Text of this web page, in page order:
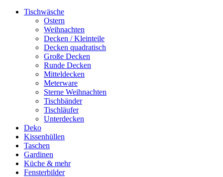
Tischwäsche
Ostern
Weihnachten
Decken / Kleinteile
Decken quadratisch
Große Decken
Runde Decken
Mitteldecken
Meterware
Sterne Weihnachten
Tischbänder
Tischläufer
Unterdecken
Deko
Kissenhüllen
Taschen
Gardinen
Küche & mehr
Fensterbilder